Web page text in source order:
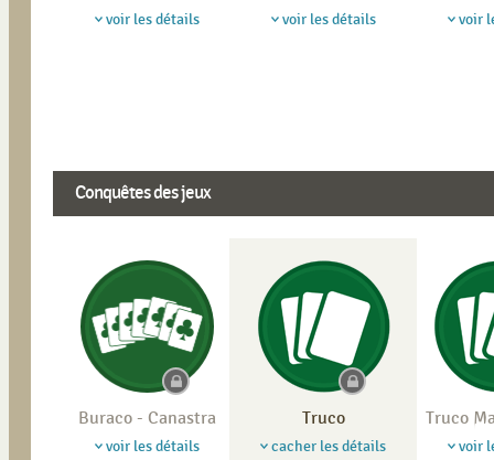
voir les détails voir les détails voir
Conquêtes des jeux
Buraco - Canastra
voir les détails
Truco
cacher les détails
Truco
voir